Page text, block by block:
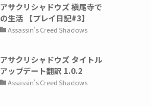
アサクリシャドウズ 槇尾寺で
の生活 【プレイ日記#3】
Assassin's Creed Shadows
アサクリシャドウズ タイトル
アップデート翻訳 1.0.2
Assassin's Creed Shadows